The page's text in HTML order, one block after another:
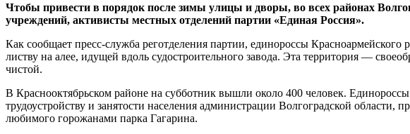
Чтобы привести в порядок после зимы улицы и дворы, во всех районах
учреждений, активисты местных отделений партии «Единая Россия».
Как сообщает пресс-служба реготделения партии, единороссы
листву на алее, идущей вдоль судостроительного завода. Эта территория —
чистой.
В Краснооктябрьском районе на субботник вышли около 400 человек.
трудоустройству и занятости населения администрации Волгоградской
любимого горожанами парка Гагарина.